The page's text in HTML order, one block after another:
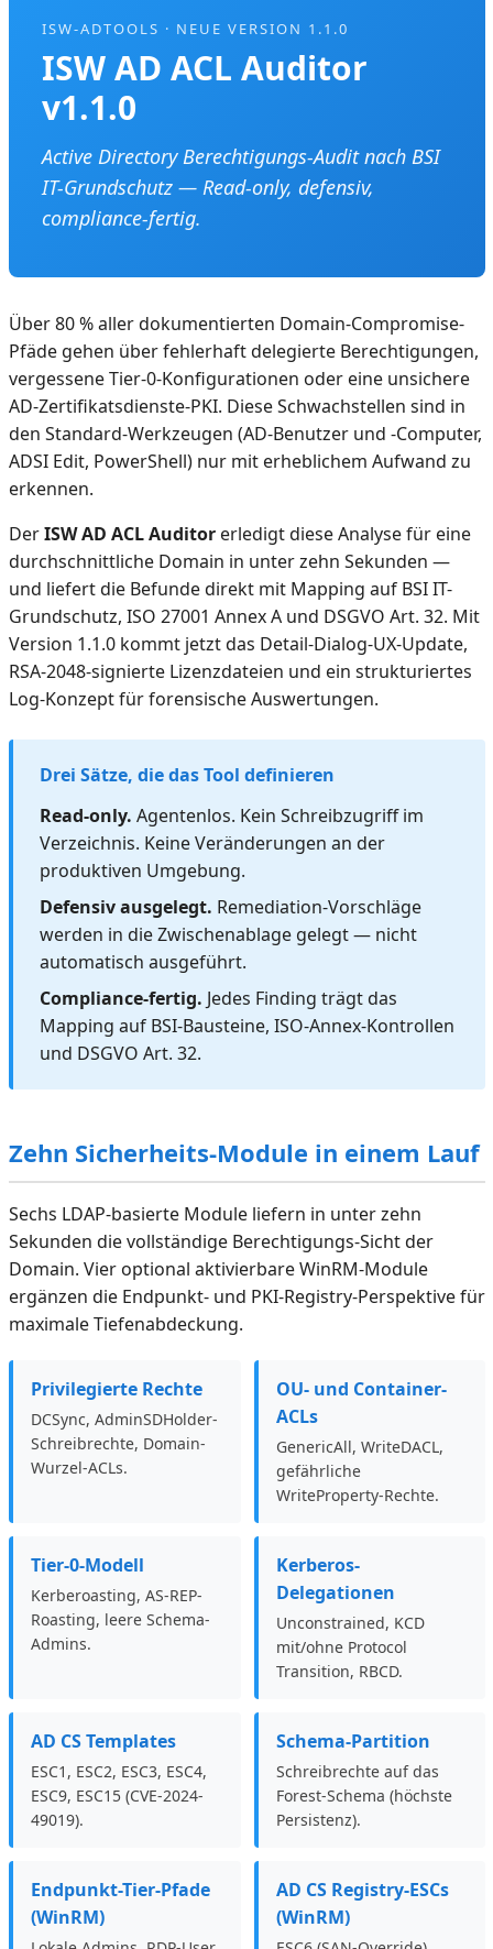
ISW-ADTOOLS · NEUE VERSION 1.1.0
ISW AD ACL Auditor
v1.1.0
Active Directory Berechtigungs-Audit nach BSI
IT-Grundschutz — Read-only, defensiv,
compliance-fertig.
Über 80 % aller dokumentierten Domain-Compromise-
Pfäde gehen über fehlerhaft delegierte Berechtigungen,
vergessene Tier-0-Konfigurationen oder eine unsichere
AD-Zertifikatsdienste-PKI. Diese Schwachstellen sind in
den Standard-Werkzeugen (AD-Benutzer und -Computer,
ADSI Edit, PowerShell) nur mit erheblichem Aufwand zu
erkennen.
DerISW AD ACL Auditor erledigt diese Analyse für eine
durchschnittliche Domain in unter zehn Sekunden —
und liefert die Befunde direkt mit Mapping auf BSI IT-
Grundschutz, ISO 27001 Annex A und DSGVO Art. 32. Mit
Version 1.1.0 kommt jetzt das Detail-Dialog-UX-Update,
RSA-2048-signierte Lizenzdateien und ein strukturiertes
Log-Konzept für forensische Auswertungen.
Drei Sätze, die das Tool definieren
Read-only. Agentenlos. Kein Schreibzugriff im
Verzeichnis. Keine Veränderungen an der
produktiven Umgebung.
Defensiv ausgelegt. Remediation-Vorschläge
werden in die Zwischenablage gelegt — nicht
automatisch ausgeführt.
Compliance-fertig. Jedes Finding trägt das
Mapping auf BSI-Bausteine, ISO-Annex-Kontrollen
und DSGVO Art. 32.
Zehn Sicherheits-Module in einem Lauf
Sechs LDAP-basierte Module liefern in unter zehn
Sekunden die vollständige Berechtigungs-Sicht der
Domain. Vier optional aktivierbare WinRM-Module
ergänzen die Endpunkt- und PKI-Registry-Perspektive für
maximale Tiefenabdeckung.
Privilegierte Rechte
DCSync, AdminSDHolder-
Schreibrechte, Domain-
Wurzel-ACLs.
OU- und Container-
ACLs
GenericAll, WriteDACL,
gefährliche
WriteProperty-Rechte.
Tier-0-Modell
Kerberoasting, AS-REP-
Roasting, leere Schema-
Admins.
Kerberos-
Delegationen
Unconstrained, KCD
mit/ohne Protocol
Transition, RBCD.
AD CS Templates
ESC1, ESC2, ESC3, ESC4,
ESC9, ESC15 (CVE-2024-
49019).
Schema-Partition
Schreibrechte auf das
Forest-Schema (höchste
Persistenz).
Endpunkt-Tier-Pfade
(WinRM)
AD CS Registry-ESCs
(WinRM)